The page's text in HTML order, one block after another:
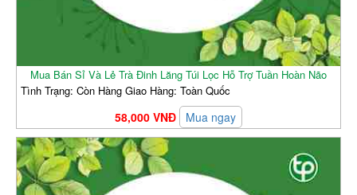
Mua Bán Sỉ Và Lẻ Trà Đinh Lăng Túi Lọc Hỗ Trợ Tuần Hoàn Não
Tình Trạng: Còn Hàng Giao Hàng: Toàn Quốc
58,000 VNĐ Mua ngay